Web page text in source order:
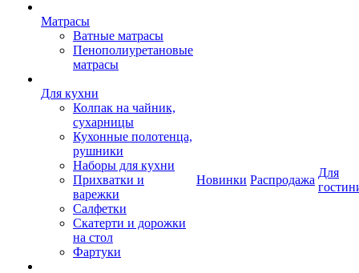
Матрасы
Ватные матрасы
Пенополиуретановые
матрасы
Для кухни
Колпак на чайник,
сухарницы
Кухонные полотенца,
рушники
Наборы для кухни
Прихватки и
варежки
Салфетки
Скатерти и дорожки
на стол
Фартуки
Новинки Распродажа
Для